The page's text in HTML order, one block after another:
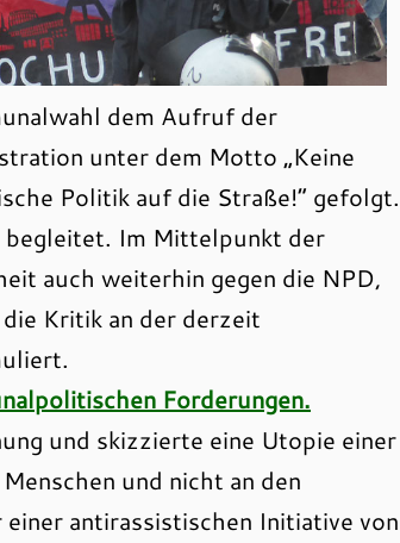
dem Aufruf der
unter dem Motto „Keine
Politik auf die Straße!“ gefolgt.
begleitet. Im Mittelpunkt der
auch weiterhin gegen die NPD,
Kritik an der derzeit
Forderungen.
und skizzierte eine Utopie einer
und nicht an den
antirassistischen Initiative von